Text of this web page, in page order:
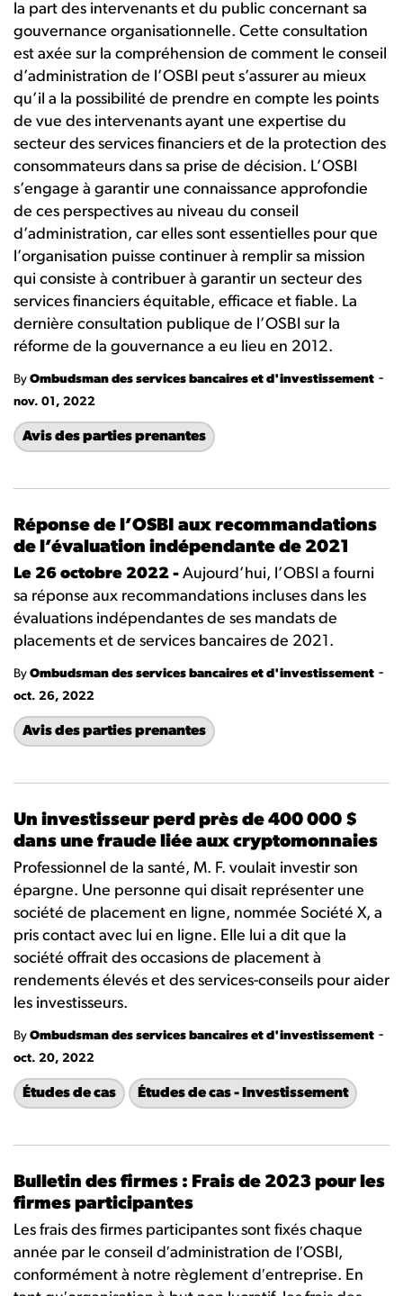
la part des intervenants et du public concernant sa
gouvernance organisationnelle. Cette consultation
est axée sur la compréhension de comment le conseil
d’administration de l’OSBI peut s’assurer au mieux
qu’il a la possibilité de prendre en compte les points
de vue des intervenants ayant une expertise du
secteur des services financiers et de la protection des
consommateurs dans sa prise de décision. L’OSBI
s’engage à garantir une connaissance approfondie
de ces perspectives au niveau du conseil
d’administration, car elles sont essentielles pour que
l’organisation puisse continuer à remplir sa mission
qui consiste à contribuer à garantir un secteur des
services financiers équitable, efficace et fiable. La
dernière consultation publique de l’OSBI sur la
réforme de la gouvernance a eu lieu en 2012.
By Ombudsman des services bancaires et d'investissement -
nov. 01, 2022
Avis des parties prenantes
Réponse de l’OSBI aux recommandations
de l’évaluation indépendante de 2021
Le 26 octobre 2022 - Aujourd’hui, l’OBSI a fourni
sa réponse aux recommandations incluses dans les
évaluations indépendantes de ses mandats de
placements et de services bancaires de 2021.
By Ombudsman des services bancaires et d'investissement -
oct. 26, 2022
Avis des parties prenantes
Un investisseur perd près de 400 000 $
dans une fraude liée aux cryptomonnaies
Professionnel de la santé, M. F. voulait investir son
épargne. Une personne qui disait représenter une
société de placement en ligne, nommée Société X, a
pris contact avec lui en ligne. Elle lui a dit que la
société offrait des occasions de placement à
rendements élevés et des services-conseils pour aider
les investisseurs.
By Ombudsman des services bancaires et d'investissement -
oct. 20, 2022
Études de cas Études de cas - Investissement
Bulletin des firmes : Frais de 2023 pour les
firmes participantes
Les frais des firmes participantes sont fixés chaque
année par le conseil dʹadministration de lʹOSBI,
conformément à notre règlement dʹentreprise. En